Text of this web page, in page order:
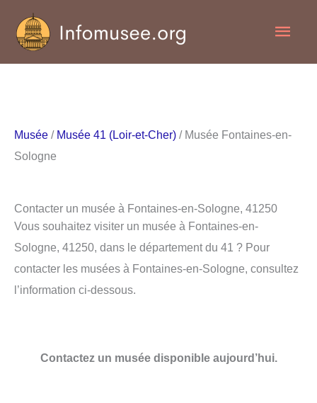
contenu
Musée / Musée 41 (Loir-et-Cher) / Musée Fontaines-en-
Sologne
Contacter un musée à Fontaines-en-Sologne, 41250
Vous souhaitez visiter un musée à Fontaines-en-
Sologne, 41250, dans le département du 41 ? Pour
contacter les musées à Fontaines-en-Sologne, consultez
l’information ci-dessous.
Contactez un musée disponible aujourd’hui.